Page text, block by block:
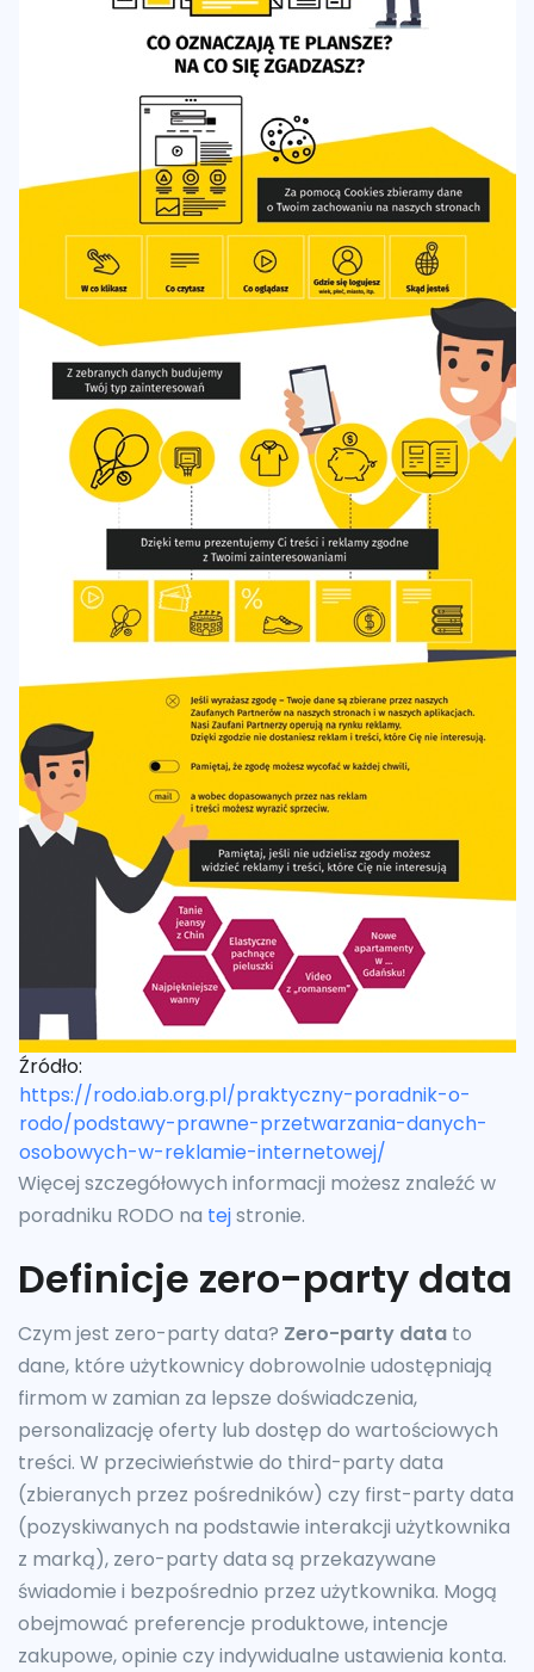
Źródło:
https://rodo.iab.org.pl/praktyczny-poradnik-o-
rodo/podstawy-prawne-przetwarzania-danych-
osobowych-w-reklamie-internetowej/
Więcej szczegółowych informacji możesz znaleźć w
poradniku RODO na tejstronie.
Definicje zero-party data
Czym jest zero-party data? Zero-party data to
dane, które użytkownicy dobrowolnie udostępniają
firmom w zamian za lepsze doświadczenia,
personalizację oferty lub dostęp do wartościowych
treści. W przeciwieństwie do third-party data
(zbieranych przez pośredników) czy first-party data
(pozyskiwanych na podstawie interakcji użytkownika
z marką), zero-party data są przekazywane
świadomie i bezpośrednio przez użytkownika. Mogą
obejmować preferencje produktowe, intencje
zakupowe, opinie czy indywidualne ustawienia konta.